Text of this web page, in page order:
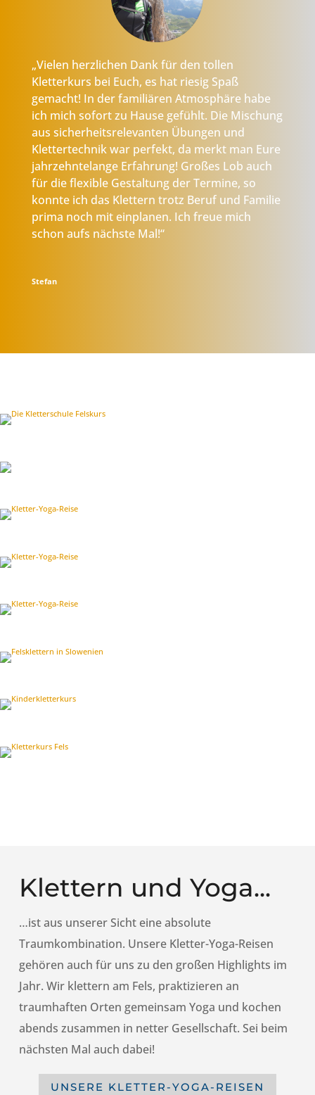
„Vielen herzlichen Dank für den tollen
Kletterkurs bei Euch, es hat riesig Spaß
gemacht! In der familiären Atmosphäre habe
ich mich sofort zu Hause gefühlt. Die Mischung
aus sicherheitsrelevanten Übungen und
Klettertechnik war perfekt, da merkt man Eure
jahrzehntelange Erfahrung! Großes Lob auch
für die flexible Gestaltung der Termine, so
konnte ich das Klettern trotz Beruf und Familie
prima noch mit einplanen. Ich freue mich
schon aufs nächste Mal!“
Stefan
Klettern und Yoga...
…ist aus unserer Sicht eine absolute
Traumkombination. Unsere Kletter-Yoga-Reisen
gehören auch für uns zu den großen Highlights im
Jahr. Wir klettern am Fels, praktizieren an
traumhaften Orten gemeinsam Yoga und kochen
abends zusammen in netter Gesellschaft. Sei beim
nächsten Mal auch dabei!
UNSERE KLETTER-YOGA-REISEN